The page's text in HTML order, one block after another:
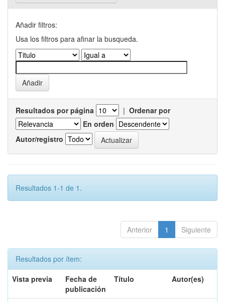
Añadir filtros:
Usa los filtros para afinar la busqueda.
Resultados por página | Ordenar por
En orden
Autor/registro
Resultados 1-1 de 1.
Anterior 1 Siguiente
Resultados por ítem:
Vista previa
Fecha de
publicación
Título Autor(es)